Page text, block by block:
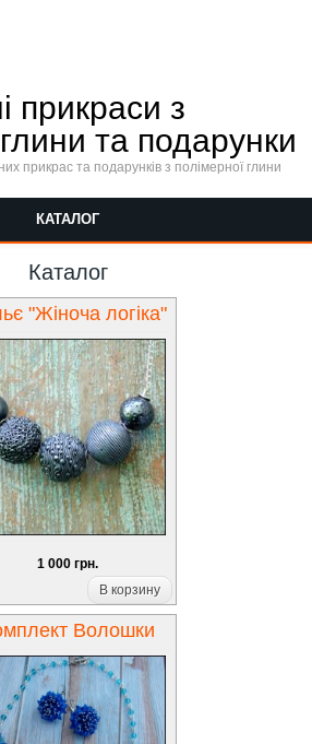
прикраси з
та подарунки
прикрас та подарунків з полімерної глини
КАТАЛОГ
Каталог
"Жіноча логіка"
1 000 грн.
В корзину
Волошки